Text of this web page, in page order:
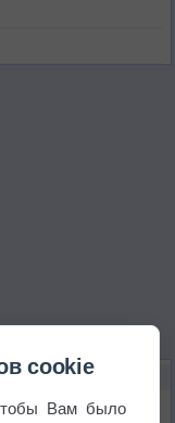
cookie
Вам было